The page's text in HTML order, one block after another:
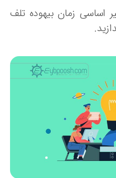
زمان بیهوده تلف